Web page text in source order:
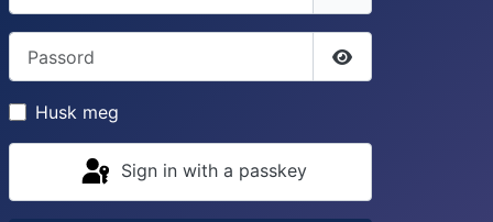
Vis passord
Husk meg
Sign in with a passkey